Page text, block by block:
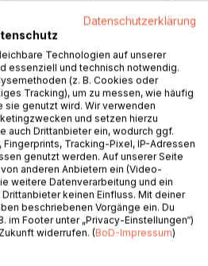
Grundlagen erläutert. Im
Methodik des IAS 14 zur
Segmente und die Inhalte der
dargestellt werden. Im vierten
zur Praxis hergestellt.
ist das
ausgewählter deutscher
Die theoretischen
Abschnitten dienen
zu Beurteilung der
fünf beinhaltet die
schließt somit den Kreis
Abschnitte der Arbeit.
Datenschutzerklärung
Technologien auf unserer
essenziell und technisch notwendig.
(z. B. Cookies oder
Tracking), um zu messen, wie häufig
sie genutzt wird. Wir verwenden
und setzen hierzu
auch Drittanbieter ein, wodurch ggf.
Tracking-Pixel, IP-Adressen
genutzt werden. Auf unserer Seite
anderen Anbietern ein (Video-
weitere Datenverarbeitung und ein
keinen Einfluss. Mit deiner
beschriebenen Vorgänge ein. Du
im Footer unter „Privacy-Einstellungen“)
widerrufen. (BoD-Impressum)